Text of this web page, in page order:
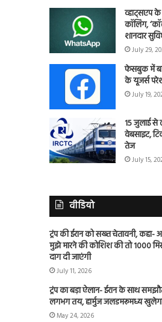
व्हाट्सएप के
कॉलिंग,
शानदार
July 29,
फेसबुक में
के यूजर्स
July 19,
15 जुलाई से
वेबसाइट,
तेज
July 15,
वीडियो
ट्रंप की ईरान को सख्त चेतावनी, कहा-
मुझे मारने की कोशिश की तो 1000
दाग दी जाएंगी
July 11, 2026
ट्रंप का बड़ा ऐलान- ईरान के साथ
लगभग तय, हार्मुज जलडमरूमध्य
May 24, 2026